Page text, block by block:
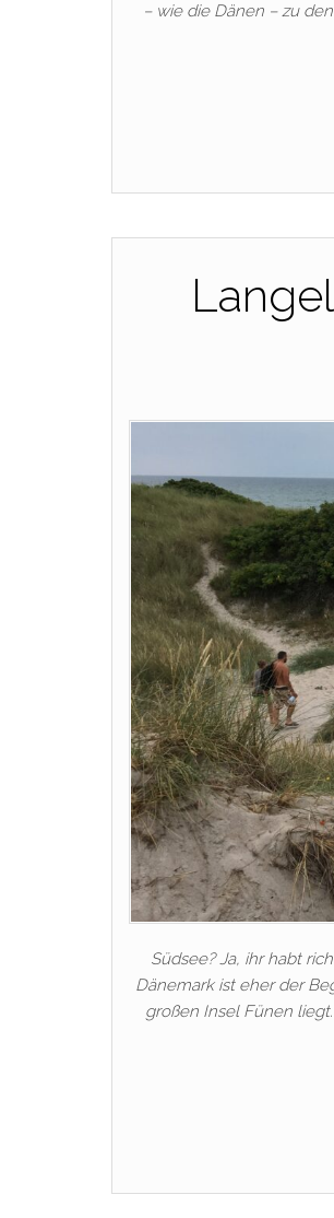
– wie die Dänen – zu
Südsee? Ja, ihr habt
Dänemark ist eher der
großen Insel Fünen